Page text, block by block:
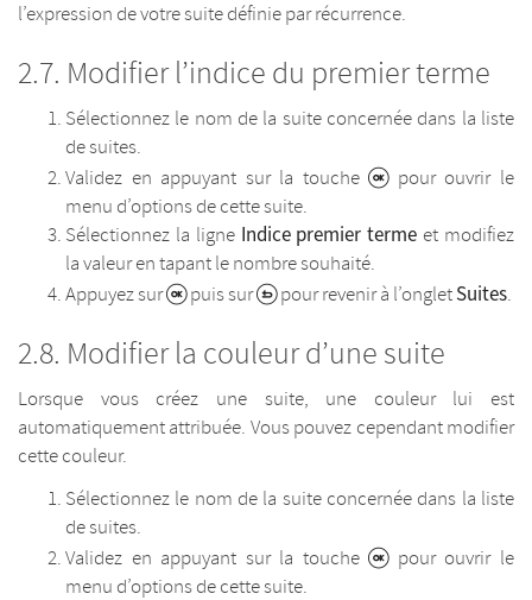
l’expression de votre suite définie par récurrence.
Modifier l’indice du premier terme
Sélectionnez le nom de la suite concernée dans la liste
de suites.
Validez en appuyant sur la touche
pour ouvrir le
menu d’options de cette suite.
Sélectionnez la ligne Indice premier terme et modifiez
la valeur en tapant le nombre souhaité.
Appuyez sur
puis sur pour revenir à l’ongletSuites.
Modifier la couleur d’une suite
Lorsque vous créez une suite, une couleur lui est
automatiquement attribuée. Vous pouvez cependant modifier
cette couleur.
Sélectionnez le nom de la suite concernée dans la liste
de suites.
Validez en appuyant sur la touche
pour ouvrir le
menu d’options de cette suite.